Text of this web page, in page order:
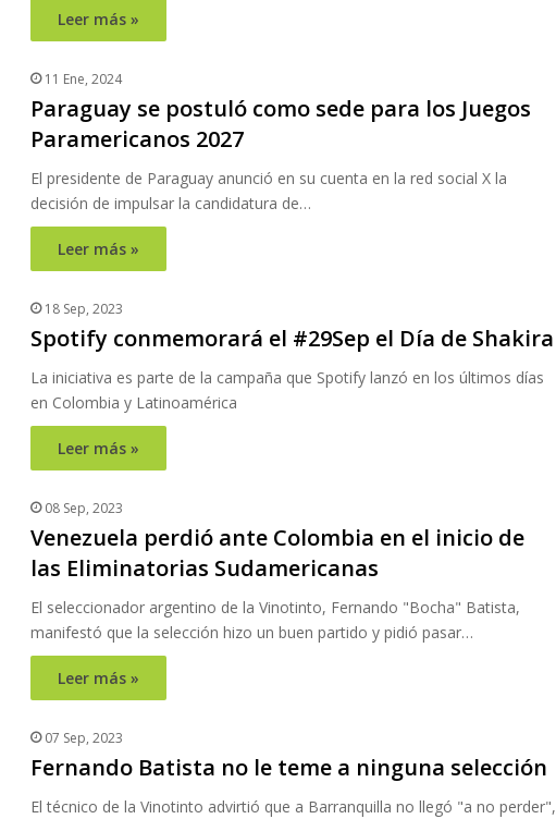
Leer más »
11 Ene, 2024
Paraguay se postuló como sede para los Juegos
Paramericanos 2027
El presidente de Paraguay anunció en su cuenta en la red social X la
decisión de impulsar la candidatura de…
Leer más »
18 Sep, 2023
Spotify conmemorará el #29Sep el Día de Shakira
La iniciativa es parte de la campaña que Spotify lanzó en los últimos días
en Colombia y Latinoamérica
Leer más »
08 Sep, 2023
Venezuela perdió ante Colombia en el inicio de
las Eliminatorias Sudamericanas
El seleccionador argentino de la Vinotinto, Fernando "Bocha" Batista,
manifestó que la selección hizo un buen partido y pidió pasar…
Leer más »
07 Sep, 2023
Fernando Batista no le teme a ninguna selección
El técnico de la Vinotinto advirtió que a Barranquilla no llegó "a no perder",